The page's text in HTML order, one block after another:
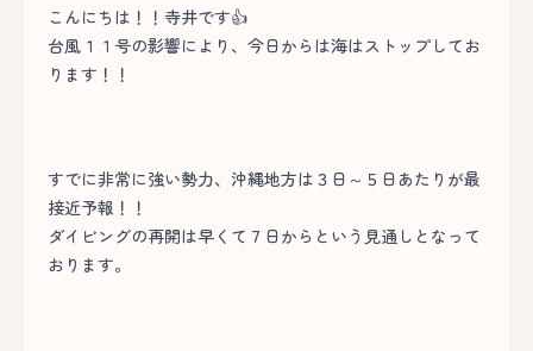
こんにちは！！寺井です👍
台風１１号の影響により、今日からは海はストップしてお
ります！！
すでに非常に強い勢力、沖縄地方は３日～５日あたりが最
接近予報！！
ダイビングの再開は早くて７日からという見通しとなって
おります。